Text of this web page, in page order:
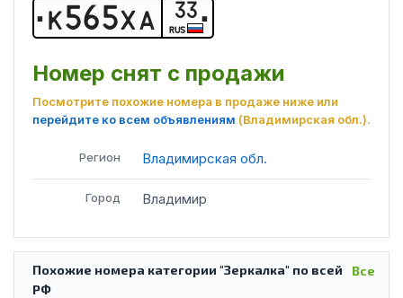
К565Х А 33
RUS
Номер снят с продажи
Посмотрите похожие номера в продаже ниже или
перейдите ко всем объявлениям (Владимирская обл.).
Регион Владимирская обл.
Город Владимир
Все
Похожие номера категории "Зеркалка" по всей
РФ